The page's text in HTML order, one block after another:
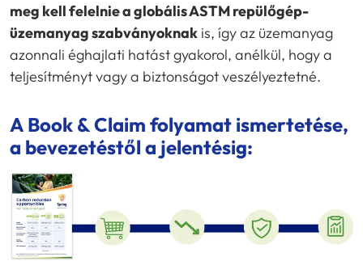
meg kell felelnie a globális ASTM repülőgép-
üzemanyag szabványoknak is, így az üzemanyag
azonnali éghajlati hatást gyakorol, anélkül, hogy a
teljesítményt vagy a biztonságot veszélyeztetné.
A Book & Claim folyamat ismertetése,
a bevezetéstől a jelentésig: